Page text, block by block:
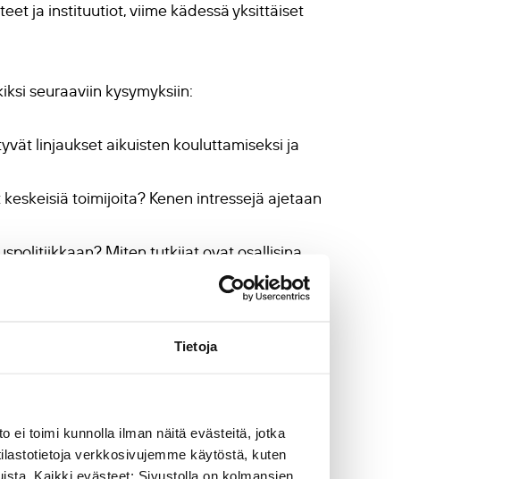
Tietoja
ei toimi kunnolla ilman näitä evästeitä, jotka
verkkosivujemme käytöstä, kuten
Kaikki evästeet: Sivustolla on kolmansien
ja instituutiot, viime kädessä yksittäiset
seuraaviin kysymyksiin:
linjaukset aikuisten kouluttamiseksi ja
toimijoita? Kenen intressejä ajetaan
Miten tutkijat ovat osallisina